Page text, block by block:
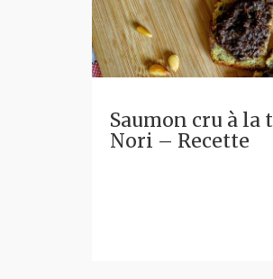
Saumon cru à la
Nori – Recette